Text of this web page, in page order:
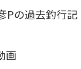
Pの過去釣行記
画